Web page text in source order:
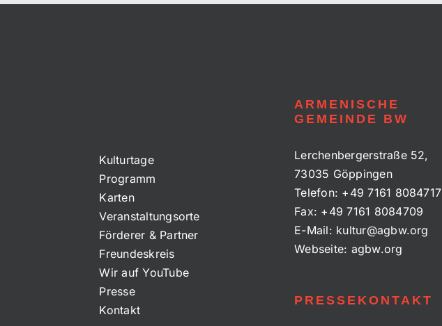
Kulturtage
Programm
Karten
Veranstaltungsorte
Förderer & Partner
Freundeskreis
Wir auf YouTube
Presse
Kontakt
ARMENISCHE
GEMEINDE BW
Lerchenbergerstraße 52,
73035 Göppingen
Telefon: +49 7161 8084717
Fax: +49 7161 8084709
E-Mail: kultur@agbw.org
Webseite: agbw.org
PRESSEKONTAKT